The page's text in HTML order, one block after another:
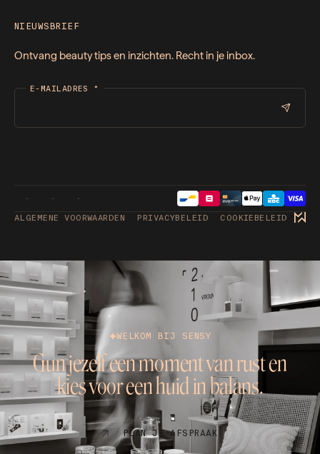
NIEUWSBRIEF
Ontvang beauty tips en inzichten. Recht in je inbox.
E-MAILADRES *
ALGEMENE VOORWAARDEN PRIVACYBELEID COOKIEBELEID
WELKOM BIJ SENSY
Gun jezelf een moment van rust en
kies voor een huid in balans.
PLAN JE AFSPRAAK